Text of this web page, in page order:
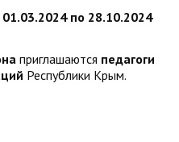
01.03.2024 по 28.10.2024
приглашаются педагоги
Республики Крым.